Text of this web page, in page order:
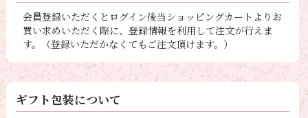
会員登録いただくとログイン後当ショッピングカートよりお
買い求めいただく際に、登録情報を利用して注文が行えま
す。（登録いただかなくてもご注文頂けます。）
ギフト包装について